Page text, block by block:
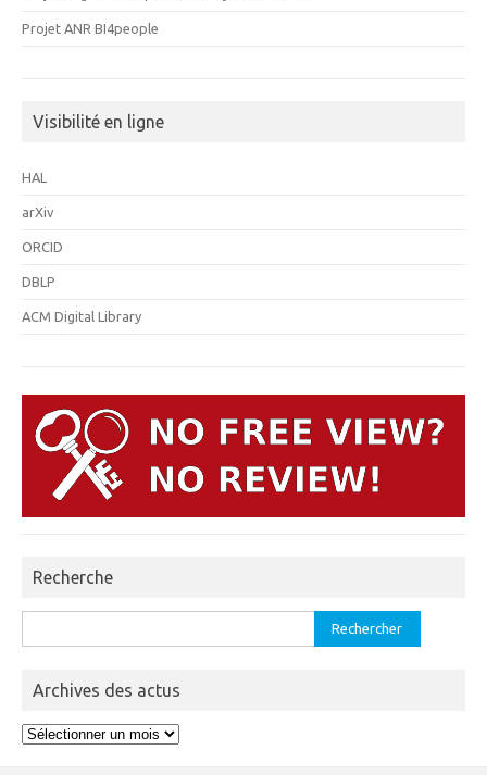
Projet ANR BI4people
Visibilité en ligne
HAL
arXiv
ORCID
DBLP
ACM Digital Library
Recherche
Archives des actus
Archives